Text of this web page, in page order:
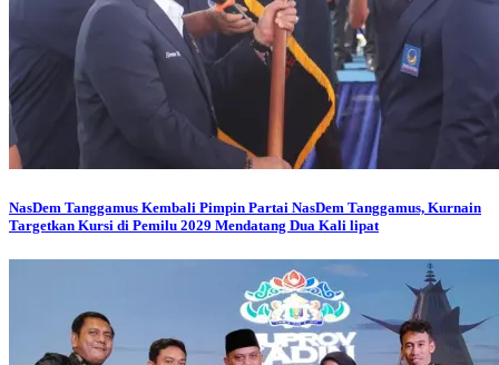
NasDem Tanggamus Kembali Pimpin Partai NasDem Tanggamus, Kurnain
Targetkan Kursi di Pemilu 2029 Mendatang Dua Kali lipat